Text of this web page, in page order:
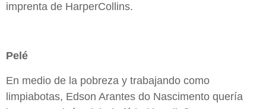
imprenta de HarperCollins.
Pelé
En medio de la pobreza y trabajando como
limpiabotas, Edson Arantes do Nascimento quería